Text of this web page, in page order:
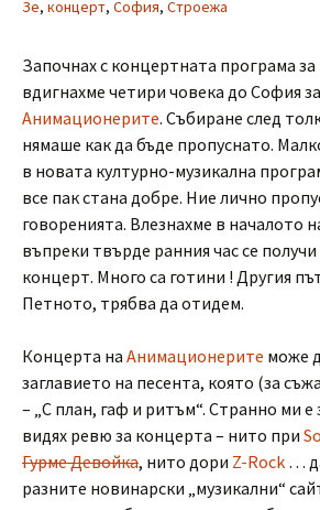
Зе, концерт, София, Строежа
Започнах с концертната програма
вдигнахме четири човека до София за
Анимационерите. Събиране след
нямаше как да бъде пропуснато.
в новата културно-музикална
все пак стана добре. Ние лично
говоренията. Влезнахме в началото
въпреки твърде ранния час се
концерт. Много са готини ! Другия
Петното, трябва да отидем.
Концерта на Анимационерите може
заглавието на песента, която (за
– „С план, гаф и ритъм“. Странно ми
видях ревю за концерта – нито при
Гурме Девойка, нито дори Z-Rock …
разните новинарски „музикални“